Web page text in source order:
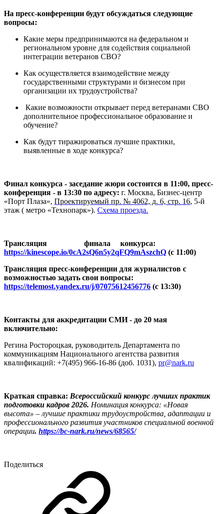
На пресс-конференции будут обсуждаться следующие
вопросы:
Какие меры предпринимаются на федеральном и
региональном уровне для содействия социальной
интеграции ветеранов СВО?
Как осуществляется взаимодействие между
государственными структурами и бизнесом при
организации их трудоустройства?
Какие возможности открывает перед ветеранами СВО
дополнительное профессиональное образование и
обучение?
Как будут тиражироваться лучшие практики,
выявленные в ходе конкурса?
Финал конкурса - заседание жюри состоится в 11:00, пресс-
конференция - в 13:30 по адресу: г. Москва, Бизнес-центр
«Порт Плаза», Проектируемый пр. № 4062, д. 6, стр. 16, 5-й
этаж ( метро «Технопарк»). Схема проезда.
Трансляция финала конкурса:
https://kinescope.io/0cA2sQ6n5y2qFQ9mAszchQ (с 11:00)
Трансляция пресс-конференции для журналистов с
возможностью задать свои вопросы:
https://telemost.yandex.ru/j/07075612456776 (с 13:30)
Контакты для аккредитации СМИ - до 20 мая
включительно:
Регина Ростороцкая, руководитель Департамента по
коммуникациям Национального агентства развития
квалификаций: +7(495) 966-16-86 (доб. 1031), pr@nark.ru
Краткая справка: Всероссийский конкурс лучших практик
подготовки кадров 2026. Номинация конкурса: «Новая
высота» – лучшие практики трудоустройства, адаптации и
профессионального развития участников специальной военной
операции. https://bc-nark.ru/news/68565/
Поделиться